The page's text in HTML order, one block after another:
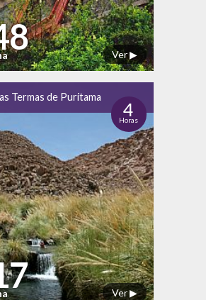
Ver ▶
Termas de Puritama
4
Horas
Ver ▶